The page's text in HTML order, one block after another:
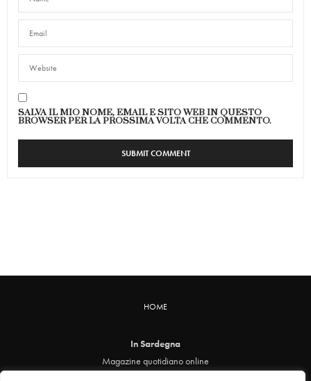
SALVA IL MIO NOME, EMAIL E SITO WEB IN QUESTO
BROWSER PER LA PROSSIMA VOLTA CHE COMMENTO.
HOME
In Sardegna
Magazine quotidiano online